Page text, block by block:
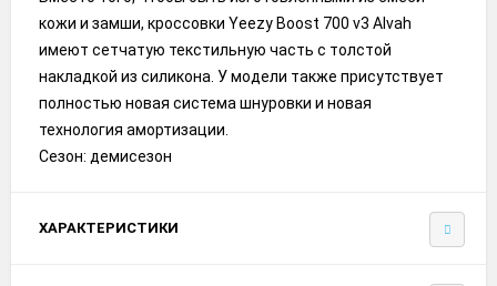
кожи и замши, кроссовки Yeezy Boost 700 v3 Alvah
имеют сетчатую текстильную часть с толстой
накладкой из силикона. У модели также присутствует
полностью новая система шнуровки и новая
технология амортизации.
Сезон: демисезон
ХАРАКТЕРИСТИКИ